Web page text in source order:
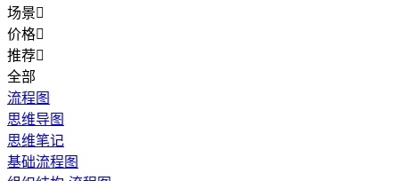
场景
价格
推荐
全部
流程图
思维导图
思维笔记
基础流程图